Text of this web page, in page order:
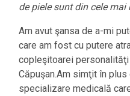
de piele sunt din cele mai
Am avut şansa de a-mi
care am fost cu putere
copleşitoarei
Căpuşan.Am simţit în
specializare medicală